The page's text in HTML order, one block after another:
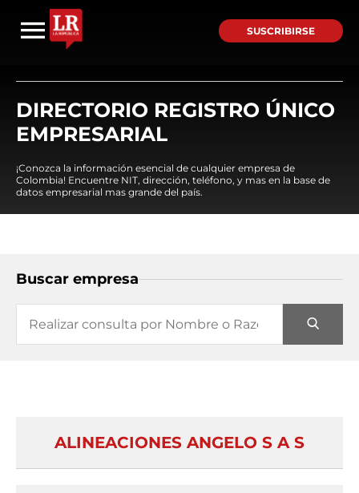
SUSCRIBIRSE
DIRECTORIO REGISTRO ÚNICO
EMPRESARIAL
¡Conozca la información esencial de cualquier empresa de
Colombia! Encuentre NIT, dirección, teléfono, y mas en la base de
datos empresarial mas grande del país.
Buscar empresa
ALINEACIONES ANGELO S A S